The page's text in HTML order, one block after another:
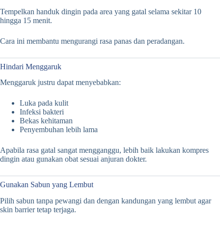
Tempelkan handuk dingin pada area yang gatal selama sekitar 10
hingga 15 menit.
Cara ini membantu mengurangi rasa panas dan peradangan.
Hindari Menggaruk
Menggaruk justru dapat menyebabkan:
Luka pada kulit
Infeksi bakteri
Bekas kehitaman
Penyembuhan lebih lama
Apabila rasa gatal sangat mengganggu, lebih baik lakukan kompres
dingin atau gunakan obat sesuai anjuran dokter.
Gunakan Sabun yang Lembut
Pilih sabun tanpa pewangi dan dengan kandungan yang lembut agar
skin barrier tetap terjaga.